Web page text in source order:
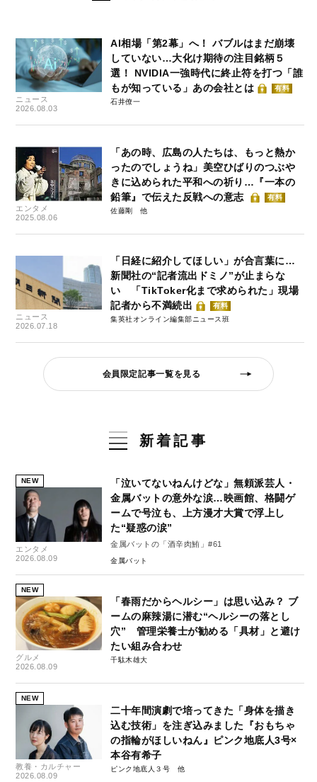
ニュース
2026.08.03
AI相場「第2幕」へ！ バブルはまだ崩壊
していない…大化け期待の注目銘柄５
選！ NVIDIA一強時代に終止符を打つ「誰
もが知っている」あの会社とは
有料
石井僚一
エンタメ
2025.08.06
「あの時、広島の人たちは、もっと熱か
ったのでしょうね」美空ひばりのつぶや
きに込められた平和への祈り…『一本の
鉛筆』で伝えた反戦への意志
有料
佐藤剛
ニュース
2026.07.18
「日経に紹介してほしい」が合言葉に…
新聞社の“記者流出ドミノ”が止まらな
い 「TikToker化まで求められた」現場
記者から不満続出
有料
集英社オンライン編集部ニュース班
会員限定記事一覧を見る
新着記事
NEW
エンタメ
2026.08.09
「泣いてないねんけどな」無頼派芸人・
金属バットの意外な涙…映画館、格闘ゲ
ームで号泣も、上方漫才大賞で浮上し
た“疑惑の涙”
金属バットの「酒辛肉鮪」#61
金属バット
NEW
グルメ
2026.08.09
「春雨だからヘルシー」は思い込み？ ブ
ームの麻辣湯に潜む“ヘルシーの落とし
穴” 管理栄養士が勧める「具材」と避け
たい組み合わせ
千駄木雄大
NEW
教養・カルチャー
2026.08.09
二十年間演劇で培ってきた「身体を描き
込む技術」を注ぎ込みました『おもちゃ
の指輪がほしいねん』ピンク地底人3号×
本谷有希子
ピンク地底人３号